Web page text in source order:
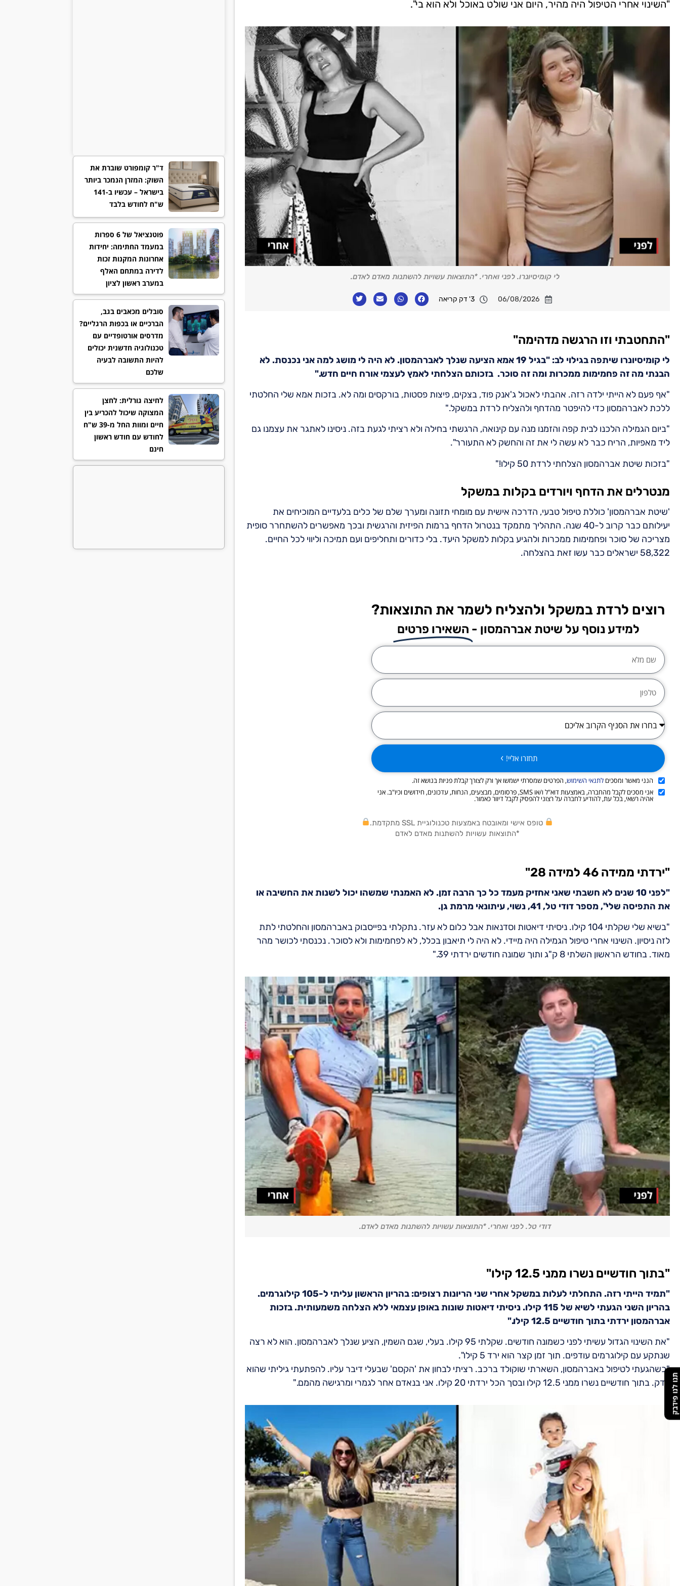
תנו לנו פידבק
"השינוי אחרי הטיפול היה מהיר, היום אני שולט באוכל ולא הוא בי".
לי קומיסיונרו. לפני ואחרי. *התוצאות עשויות להשתנות מאדם לאדם.
06/08/2026 3' דק קריאה
"התחטבתי וזו הרגשה מדהימה"
לי קומיסיונרו שיתפה בגילוי לב: "בגיל 19 אמא הציעה שנלך לאברהמסון. לא היה לי מושג למה אני נכנסת. לא
הבנתי מה זה פחמימות ממכרות ומה זה סוכר. בזכותם הצלחתי לאמץ לעצמי אורח חיים חדש."
"אף פעם לא הייתי ילדה רזה. אהבתי לאכול ג'אנק פוד, בצקים, פיצות פסטות, בורקסים ומה לא. בזכות אמא שלי החלטתי
ללכת לאברהמסון כדי להיפטר מהדחף ולהצליח לרדת במשקל."
"ביום הגמילה הלכנו לבית קפה והזמנו מנה עם קינואה, הרגשתי בחילה ולא רציתי לגעת בזה. ניסינו לאתגר את עצמנו גם
ליד מאפיות, הריח כבר לא עשה לי את זה והחשק לא התעורר".
"בזכות שיטת אברהמסון הצלחתי לרדת 50 קילו!"
מנטרלים את הדחף ויורדים בקלות במשקל
'שיטת אברהמסון' כוללת טיפול טבעי, הדרכה אישית עם מומחי תזונה ומערך שלם של כלים בלעדיים המוכיחים את
יעילותם כבר קרוב ל-40 שנה. התהליך מתמקד בנטרול הדחף ברמות הפיזית והרגשית ובכך מאפשרים להשתחרר סופית
מצריכה של סוכר ופחמימות ממכרות ולהגיע בקלות למשקל היעד. בלי כדורים ותחליפים ועם תמיכה וליווי לכל החיים.
58,322 ישראלים כבר עשו זאת בהצלחה.
רוצים לרדת במשקל ולהצליח לשמר את התוצאות?
למידע נוסף על שיטת אברהמסון - השאירו פרטים
הנני מאשר ומסכים לתנאי השימוש, הפרטים שמסרתי ישמשו אך ורק לצורך קבלת פניות בנושא זה.
אני מסכים לקבל מהחברה, באמצעות דוא"ל ו/או SMS, פרסומים, מבצעים, הנחות, עדכונים, חידושים וכיו"ב. אני
אהיה רשאי, בכל עת, להודיע לחברה על רצוני להפסיק לקבל דיוור כאמור.
תחזרו אליי!
טופס אישי ומאובטח באמצעות טכנולוגיית SSL מתקדמת.
*התוצאות עשויות להשתנות מאדם לאדם
"ירדתי ממידה 46 למידה 28"
"לפני 10 שנים לא חשבתי שאני אחזיק מעמד כל כך הרבה זמן. לא האמנתי שמשהו יכול לשנות את החשיבה או
את התפיסה שלי", מספר דודי טל, 41, נשוי, עיתונאי מרמת גן.
"בשיא שלי שקלתי 104 קילו. ניסיתי דיאטות וסדנאות אבל כלום לא עזר. נתקלתי בפייסבוק באברהמסון והחלטתי לתת
לזה ניסיון. השינוי אחרי טיפול הגמילה היה מיידי. לא היה לי תיאבון בכלל, לא לפחמימות ולא לסוכר. נכנסתי לכושר מהר
מאוד. בחודש הראשון השלתי 8 ק"ג ותוך שמונה חודשים ירדתי 39."
דודי טל. לפני ואחרי. *התוצאות עשויות להשתנות מאדם לאדם.
"בתוך חודשיים נשרו ממני 12.5 קילו"
"תמיד הייתי רזה. התחלתי לעלות במשקל אחרי שני הריונות רצופים: בהריון הראשון עליתי ל-105 קילוגרמים.
בהריון השני הגעתי לשיא של 115 קילו. ניסיתי דיאטות שונות באופן עצמאי ללא הצלחה משמעותית. בזכות
אברהמסון ירדתי בתוך חודשיים 12.5 קילו."
"את השינוי הגדול עשיתי לפני כשמונה חודשים. שקלתי 95 קילו. בעלי, שגם השמין, הציע שנלך לאברהמסון. הוא לא רצה
שנתקע עם קילוגרמים עודפים. תוך זמן קצר הוא ירד 5 קילו".
"כשהגעתי לטיפול באברהמסון, השארתי שוקולד ברכב. רציתי לבחון את 'הקסם' שבעלי דיבר עליו. להפתעתי גיליתי שהוא
צדק. בתוך חודשיים נשרו ממני 12.5 קילו ובסך הכל ירדתי 20 קילו. אני בנאדם אחר לגמרי ומרגישה מהמם."
ד"ר קומפורט שוברת את
השוק: המזרן הנמכר ביותר
בישראל – עכשיו ב-141
ש"ח לחודש בלבד
פוטנציאל של 6 ספרות
במעמד החתימה: יחידות
אחרונות המקנות זכות
לדירה במתחם האלף
במערב ראשון לציון
סובלים מכאבים בגב,
הברכיים או בכפות הרגליים?
מדרסים אורטופדיים עם
טכנולוגיה חדשנית יכולים
להיות התשובה לבעיה
שלכם
לחיצה גורלית: לחצן
המצוקה שיכול להכריע בין
חיים ומוות החל מ-39 ש"ח
לחודש עם חודש ראשון
חינם